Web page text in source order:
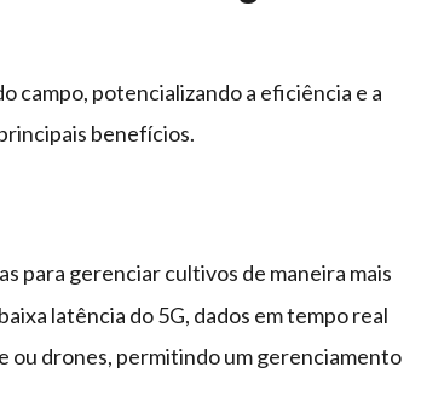
campo, potencializando a eficiência e a
benefícios.
para gerenciar cultivos de maneira mais
latência do 5G, dados em tempo real
ou drones, permitindo um gerenciamento